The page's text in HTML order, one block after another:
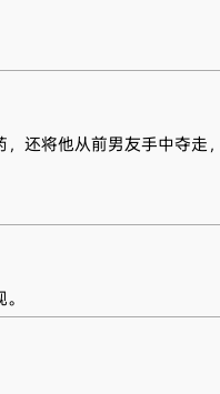
还将他从前男友手中夺走